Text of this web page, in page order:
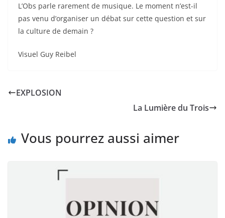
L’Obs parle rarement de musique. Le moment n’est-il
pas venu d’organiser un débat sur cette question et sur
la culture de demain ?
Visuel Guy Reibel
EXPLOSION
La Lumière du Trois
Vous pourrez aussi aimer